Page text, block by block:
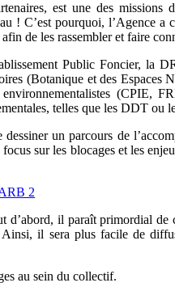
est une des missions
! C’est pourquoi, l’Agence a
de les rassembler et faire
Public Foncier, la
(Botanique et des Espaces
environnementalistes (CPIE,
telles que les DDT ou
un parcours de
sur les blocages et les
il paraît primordial de
il sera plus facile de
au sein du collectif.